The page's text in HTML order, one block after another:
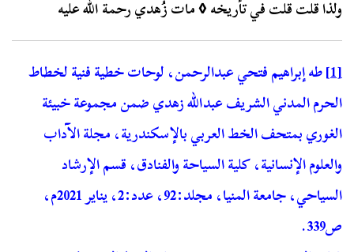
ولذا قلت قلت في تأريخه ◊ مات زُهدي رحمة الله عليه
[1] طه إبراهيم فتحي عبدالرحمن، لوحات خطية فنية لخطاط
الحرم المدني الشريف عبدالله زهدي ضمن مجموعة خبيئة
الغوري بمتحف الخط العربي بالإسكندرية، مجلة الآداب
والعلوم الإنسانية، كلية السياحة والفنادق، قسم الإرشاد
السياحي، جامعة المنيا، مجلد:92، عدد:2، يناير 2021م،
ص339.